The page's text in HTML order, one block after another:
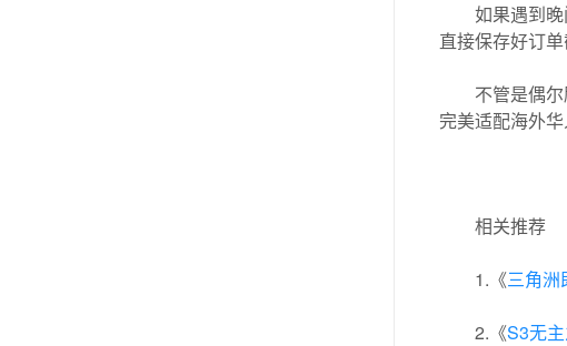
如果遇到
直接保存好订
不管是偶
完美适配海外
相关推荐
1.《三角洲
2.《S3无